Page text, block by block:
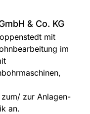
& Co. KG
mit
im
zur Anlagen-
an.